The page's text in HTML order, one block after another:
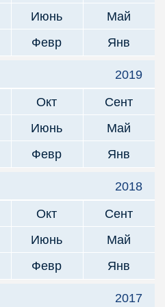
Июнь
Май
Февр Янв
2019
Окт
Сент
Июнь
Май
Февр Янв
2018
Окт
Сент
Июнь
Май
Февр Янв
2017